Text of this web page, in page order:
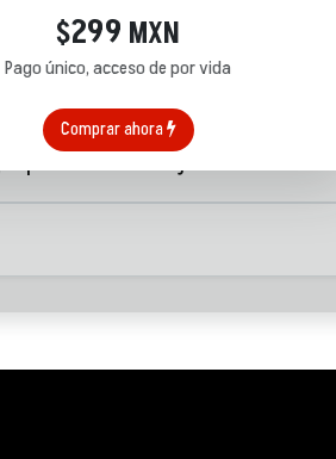
para nuestros hijos
$299 MXN
Pago único, acceso de por vida
Comprar ahora